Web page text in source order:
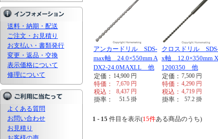
送料・納期・配送
ご注文・お見積り
お支払い・書類発行
変更・返品・交換
表示価格について
修理について
よくある質問
お問い合わせ
お見積り
アンカードリル SDS-
max軸 24.0×550mm A
DX2-24.0MAXLL 他
定価： 14,900 円
特価： 7,670 円
税込： 8,437 円
掛率： 51.5 掛
クロスドリル
x軸 12.0×350mm
1200350 他
定価： 7,500 円
特価： 4,290 円
税込： 4,719 円
掛率： 57.2 掛
1 - 15 件目を表示(15件ある商品のうち)